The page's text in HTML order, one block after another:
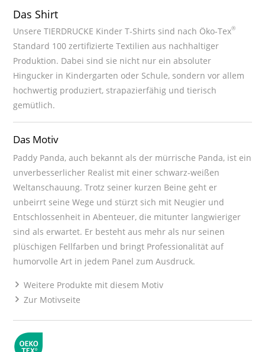
Das Shirt
Unsere TIERDRUCKE Kinder T-Shirts sind nach Öko-Tex®
Standard 100 zertifizierte Textilien aus nachhaltiger
Produktion. Dabei sind sie nicht nur ein absoluter
Hingucker in Kindergarten oder Schule, sondern vor allem
hochwertig produziert, strapazierfähig und tierisch
gemütlich.
Das Motiv
Paddy Panda, auch bekannt als der mürrische Panda, ist ein
unverbesserlicher Realist mit einer schwarz-weißen
Weltanschauung. Trotz seiner kurzen Beine geht er
unbeirrt seine Wege und stürzt sich mit Neugier und
Entschlossenheit in Abenteuer, die mitunter langwieriger
sind als erwartet. Er besteht aus mehr als nur seinen
plüschigen Fellfarben und bringt Professionalität auf
humorvolle Art in jedem Panel zum Ausdruck.
Weitere Produkte mit diesem Motiv
Zur Motivseite